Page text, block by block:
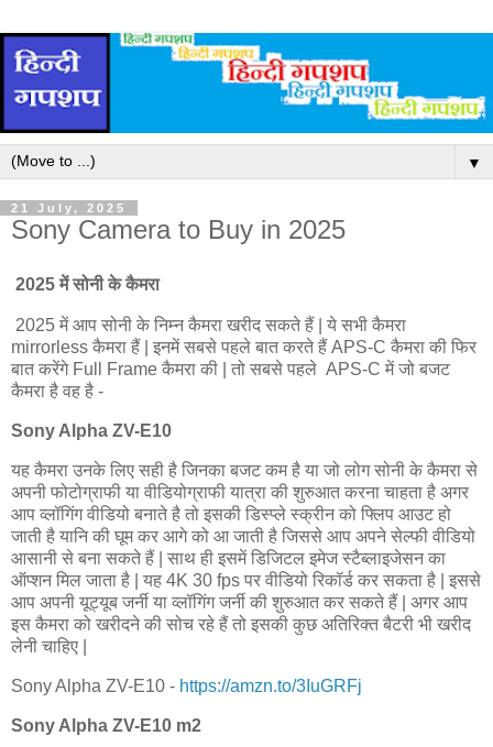
▼
21 July, 2025
Sony Camera to Buy in 2025
2025 में सोनी के कैमरा
2025 में आप सोनी के निम्न कैमरा खरीद सकते हैं | ये सभी कैमरा
mirrorless कैमरा हैं | इनमें सबसे पहले बात करते हैं APS-C कैमरा की फिर
बात करेंगे Full Frame कैमरा की | तो सबसे पहले APS-C में जो बजट
कैमरा है वह है -
Sony Alpha ZV-E10
यह कैमरा उनके लिए सही है जिनका बजट कम है या जो लोग सोनी के कैमरा से
अपनी फोटोग्राफी या वीडियोग्राफी यात्रा की शुरुआत करना चाहता है अगर
आप व्लॉगिंग वीडियो बनाते है तो इसकी डिस्प्ले स्क्रीन को फ्लिप आउट हो
जाती है यानि की घूम कर आगे को आ जाती है जिससे आप अपने सेल्फी वीडियो
आसानी से बना सकते हैं | साथ ही इसमें डिजिटल इमेज स्टैब्लाइजेसन का
ऑप्शन मिल जाता है | यह 4K 30 fps पर वीडियो रिकॉर्ड कर सकता है | इससे
आप अपनी यूट्यूब जर्नी या व्लॉगिंग जर्नी की शुरुआत कर सकते हैं | अगर आप
इस कैमरा को खरीदने की सोच रहे हैं तो इसकी कुछ अतिरिक्त बैटरी भी खरीद
लेनी चाहिए |
Sony Alpha ZV-E10 - https://amzn.to/3IuGRFj
Sony Alpha ZV-E10 m2